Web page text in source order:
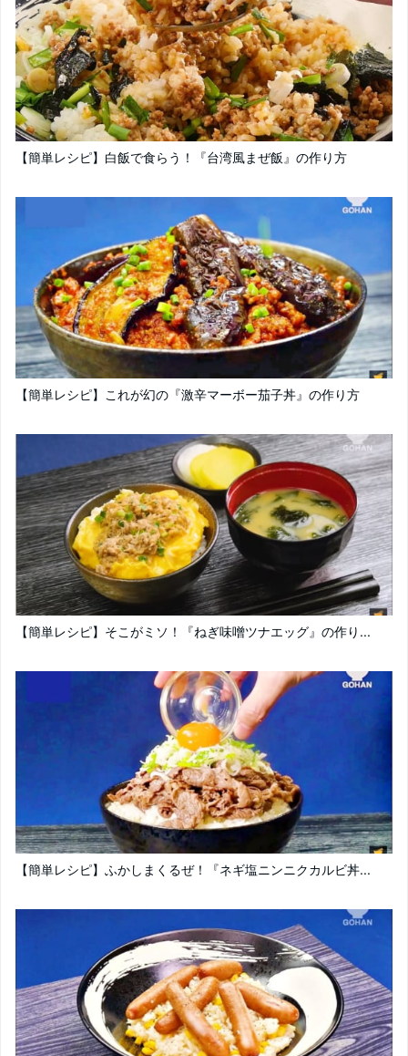
【簡単レシピ】白飯で食らう！『台湾風まぜ飯』の作り方
【簡単レシピ】これが幻の『激辛マーボー茄子丼』の作り方
【簡単レシピ】そこがミソ！『ねぎ味噌ツナエッグ』の作り...
【簡単レシピ】ふかしまくるぜ！『ネギ塩ニンニクカルビ丼...